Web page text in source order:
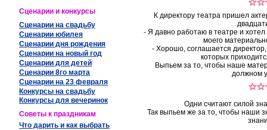
Сценарии и конкурсы
Сценарии на свадьбу
Сценарии юбилея
Сценарии дня рождения
Сценарии на новый год
Сценарии для детей
Сценарии 8го марта
Сценарии на 23 февраля
Конкурсы на свадьбу
Конкурсы для вечеринок
Советы к праздникам
Что дарить и как выбрать
К директору театра пришел
- Я давно работаю в театре и
моего
- Хорошо, соглашается
которых
Выпьем за то, чтобы наше
должном
Одни считают силой
Так выпьем же за то, чтобы наши